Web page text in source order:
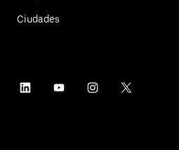
Ciudades